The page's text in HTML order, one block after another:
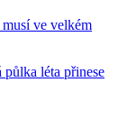
ve velkém
půlka léta přinese